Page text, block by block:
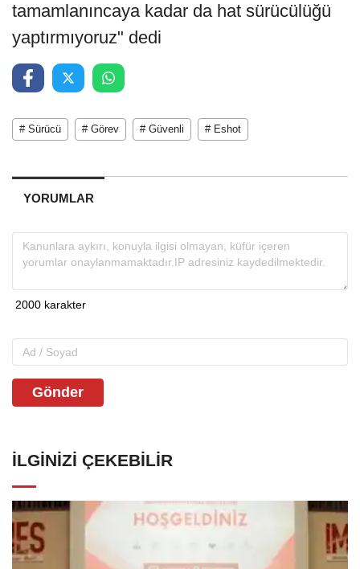
tamamlanıncaya kadar da hat sürücülüğü
yaptırmıyoruz" dedi
# Sürücü # Görev # Güvenli # Eshot
YORUMLAR
Gönder
İLGINIZI ÇEKEBILIR